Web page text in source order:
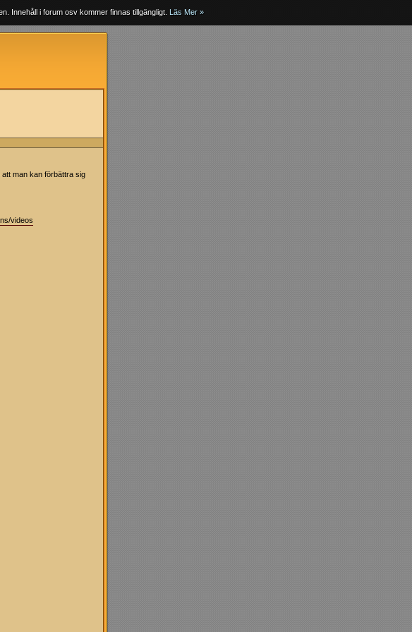
Innehåll i forum osv kommer finnas tillgängligt. Läs Mer »
man kan förbättra sig
videos